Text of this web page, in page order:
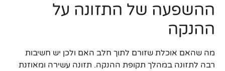
ההשפעה של התזונה על
ההנקה
מה שהאם אוכלת שזורם לתוך חלב האם ולכן יש חשיבות
רבה לתזונה במהלך תקופת ההנקה. תזונה עשירה ומאוזנת